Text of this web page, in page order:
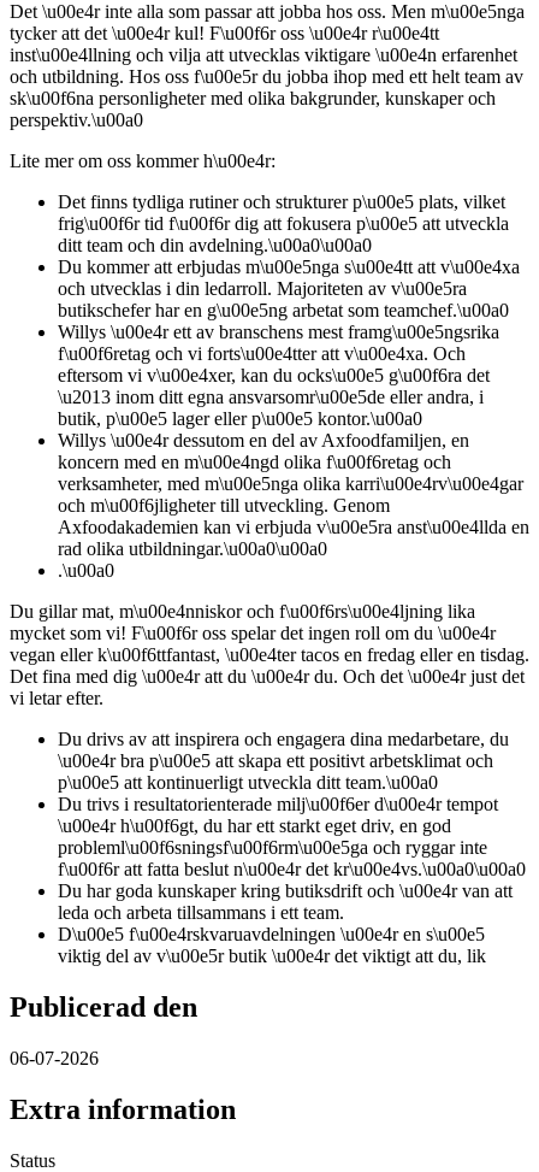
Det \u00e4r inte alla som passar att jobba hos oss. Men m\u00e5nga
tycker att det \u00e4r kul! F\u00f6r oss \u00e4r r\u00e4tt
inst\u00e4llning och vilja att utvecklas viktigare \u00e4n erfarenhet
och utbildning. Hos oss f\u00e5r du jobba ihop med ett helt team av
sk\u00f6na personligheter med olika bakgrunder, kunskaper och
perspektiv.\u00a0
Lite mer om oss kommer h\u00e4r:
Det finns tydliga rutiner och strukturer p\u00e5 plats, vilket
frig\u00f6r tid f\u00f6r dig att fokusera p\u00e5 att utveckla
ditt team och din avdelning.\u00a0\u00a0
Du kommer att erbjudas m\u00e5nga s\u00e4tt att v\u00e4xa
och utvecklas i din ledarroll. Majoriteten av v\u00e5ra
butikschefer har en g\u00e5ng arbetat som teamchef.\u00a0
Willys \u00e4r ett av branschens mest framg\u00e5ngsrika
f\u00f6retag och vi forts\u00e4tter att v\u00e4xa. Och
eftersom vi v\u00e4xer, kan du ocks\u00e5 g\u00f6ra det
\u2013 inom ditt egna ansvarsomr\u00e5de eller andra, i
butik, p\u00e5 lager eller p\u00e5 kontor.\u00a0
Willys \u00e4r dessutom en del av Axfoodfamiljen, en
koncern med en m\u00e4ngd olika f\u00f6retag och
verksamheter, med m\u00e5nga olika karri\u00e4rv\u00e4gar
och m\u00f6jligheter till utveckling. Genom
Axfoodakademien kan vi erbjuda v\u00e5ra anst\u00e4llda en
rad olika utbildningar.\u00a0\u00a0
.\u00a0
Du gillar mat, m\u00e4nniskor och f\u00f6rs\u00e4ljning lika
mycket som vi! F\u00f6r oss spelar det ingen roll om du \u00e4r
vegan eller k\u00f6ttfantast, \u00e4ter tacos en fredag eller en tisdag.
Det fina med dig \u00e4r att du \u00e4r du. Och det \u00e4r just det
vi letar efter.
Du drivs av att inspirera och engagera dina medarbetare, du
\u00e4r bra p\u00e5 att skapa ett positivt arbetsklimat och
p\u00e5 att kontinuerligt utveckla ditt team.\u00a0
Du trivs i resultatorienterade milj\u00f6er d\u00e4r tempot
\u00e4r h\u00f6gt, du har ett starkt eget driv, en god
probleml\u00f6sningsf\u00f6rm\u00e5ga och ryggar inte
f\u00f6r att fatta beslut n\u00e4r det kr\u00e4vs.\u00a0\u00a0
Du har goda kunskaper kring butiksdrift och \u00e4r van att
leda och arbeta tillsammans i ett team.
D\u00e5 f\u00e4rskvaruavdelningen \u00e4r en s\u00e5
viktig del av v\u00e5r butik \u00e4r det viktigt att du, lik
Publicerad den
06-07-2026
Extra information
Status